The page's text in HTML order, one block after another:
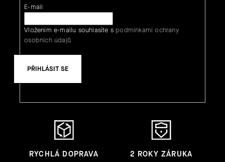
E-mail
Vložením e-mailu souhlasíte s podmínkami ochrany
osobních údajů
PŘIHLÁSIT SE
RYCHLÁ DOPRAVA 2 ROKY ZÁRUKA